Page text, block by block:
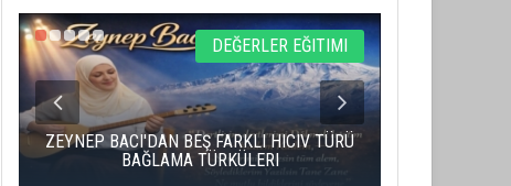
DEĞERLER EĞITIMI
ZEYNEP BACI'DAN BEŞ FARKLI HICIV TÜRÜ
BAĞLAMA TÜRKÜLERI